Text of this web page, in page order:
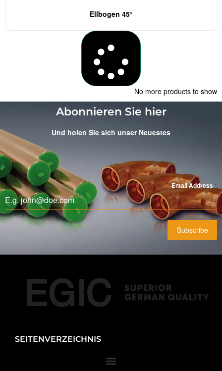
Ellbogen 45°
No more products to show
Abonnieren Sie hier
Und holen Sie sich unser Neuestes
Email Address*
Subscribe
SEITENVERZEICHNIS